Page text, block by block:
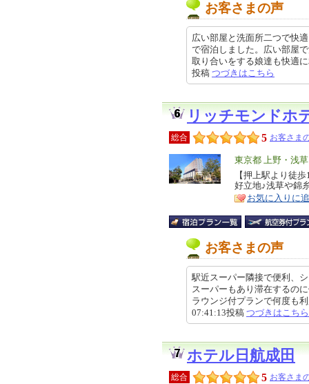
お客さまの声
広い部屋と洗面所二つで快
で宿泊しました。広い部屋
取り合いをする娘達も快適
投稿 つづきはこちら
リッチモンドホ
総合 5 お客さま
エ
リ
ア
東京都 上野・浅
特
徴
【押上駅より徒
好立地♪浅草や錦
お気に入りに
お客さまの声
駅近スーパー隣接で便利、
スーパーもあり滞在するの
ラウンジ付プランで何度も
07:41:13投稿 つづきはこちら
ホテル日航成田
総合 5 お客さま